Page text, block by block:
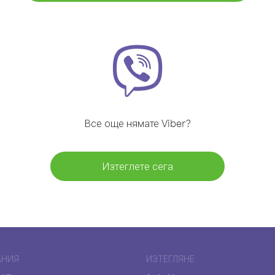
Все още нямате Viber?
Изтеглете сега
ИЗТЕГЛЯНЕ